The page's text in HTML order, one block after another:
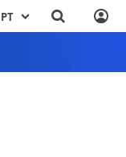
PT